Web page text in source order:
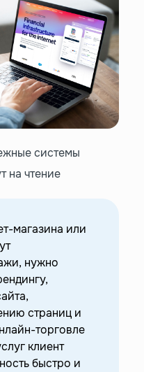
системы
на чтение
магазина или
нужно
страниц и
торговле
клиент
быстро и